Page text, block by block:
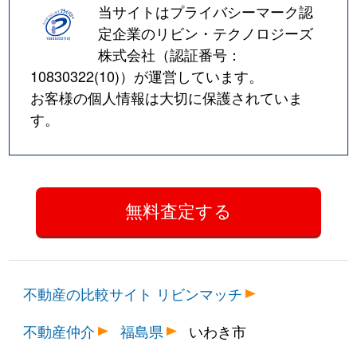
当サイトはプライバシーマーク認
定企業のリビン・テクノロジーズ
株式会社（認証番号：
10830322(10)）が運営しています。
お客様の個人情報は大切に保護されていま
す。
不動産の比較サイト リビンマッチ
不動産仲介
福島県 いわき市